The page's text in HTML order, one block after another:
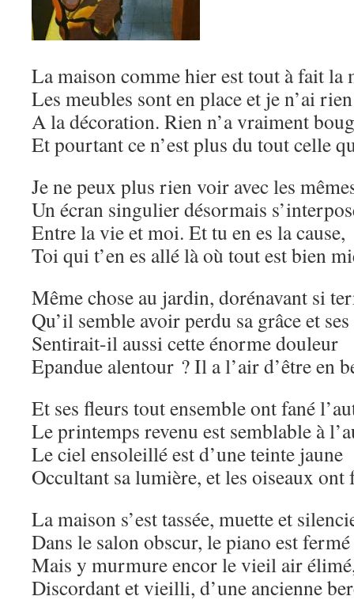
La maison comme hier est tout à fait la
Les meubles sont en place et je n’ai
A la décoration. Rien n’a vraiment
Et pourtant ce n’est plus du tout celle
Je ne peux plus rien voir avec les
Un écran singulier désormais
Entre la vie et moi. Et tu en es la cause,
Toi qui t’en es allé là où tout est bien
Même chose au jardin, dorénavant si
Qu’il semble avoir perdu sa grâce et
Sentirait-il aussi cette énorme douleur
Epandue alentour ? Il a l’air d’être en
Et ses fleurs tout ensemble ont fané
Le printemps revenu est semblable à
Le ciel ensoleillé est d’une teinte jaune
Occultant sa lumière, et les oiseaux ont
La maison s’est tassée, muette et
Dans le salon obscur, le piano est
Mais y murmure encor le vieil air
Discordant et vieilli, d’une ancienne